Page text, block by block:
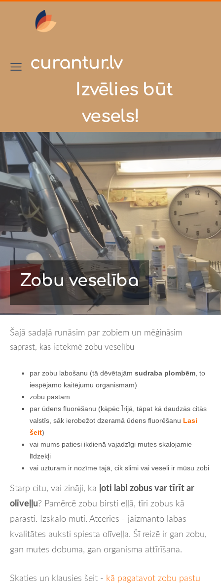
curantur.lv
Izvēlies būt
vesels!
Zobu veselība
Šajā sadaļā runāsim par zobiem un mēģināsim
saprast, kas ietekmē zobu veselību
par zobu labošanu (tā dēvētajām sudraba plombēm , to
iespējamo kaitējumu organismam)
zobu pastām
par ūdens fluorēšanu (kāpēc Īrijā, tāpat kā daudzās citās
valstīs, sāk ierobežot dzeramā ūdens fluorēšanu Lasi
šeit)
vai mums patiesi ikdienā vajadzīgi mutes skalojamie
līdzekļi
vai uzturam ir nozīme tajā, cik slimi vai veseli ir mūsu zobi
Starp citu, vai zināji, ka ļoti labi zobus var tīrīt ar
olīveļļu? Pamērcē zobu birsti eļļā, tīri zobus kā
parasti. Izskalo muti. Atceries - jāizmanto labas
kvalitātes auksti spiesta olīveļļa. Šī reizē ir gan zobu,
gan mutes dobuma, gan organisma attīrīšana.
Skaties un klausies šeit - kā pagatavot zobu pastu